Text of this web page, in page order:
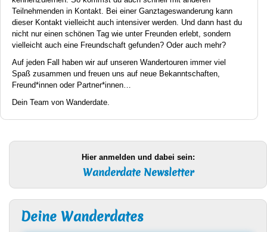
Teilnehmenden in Kontakt. Bei einer Ganztageswanderung kann
dieser Kontakt vielleicht auch intensiver werden. Und dann hast du
nicht nur einen schönen Tag wie unter Freunden erlebt, sondern
vielleicht auch eine Freundschaft gefunden? Oder auch mehr?
Auf jeden Fall haben wir auf unseren Wandertouren immer viel
Spaß zusammen und freuen uns auf neue Bekanntschaften,
Freund*innen oder Partner*innen…
Dein Team von Wanderdate.
Hier anmelden und dabei sein:
Wanderdate Newsletter
Deine Wanderdates